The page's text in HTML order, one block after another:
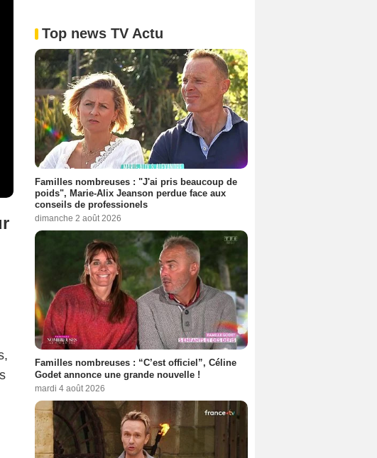
Top news TV Actu
Familles nombreuses : "J'ai pris beaucoup de
poids", Marie-Alix Jeanson perdue face aux
conseils de professionels
dimanche 2 août 2026
Familles nombreuses : “C’est officiel”, Céline
Godet annonce une grande nouvelle !
mardi 4 août 2026